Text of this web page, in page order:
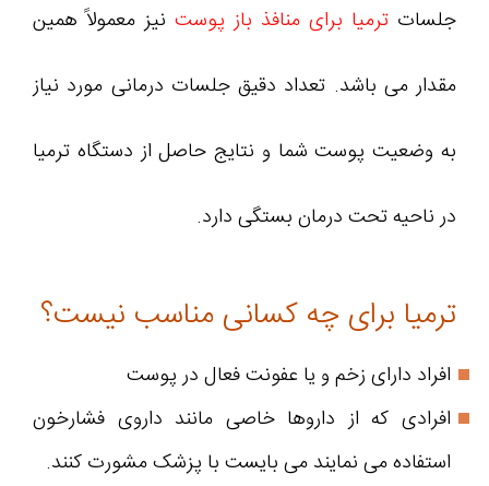
جلسات ترمیا برای منافذ باز پوست نیز معمولاً همین
مقدار می‌ باشد. تعداد دقیق جلسات درمانی مورد نیاز
به وضعیت پوست شما و نتایج حاصل از دستگاه ترمیا
در ناحیه تحت درمان بستگی دارد.
ترمیا برای چه کسانی مناسب نیست؟
افراد دارای زخم و یا عفونت فعال در پوست
افرادی که از داروها خاصی مانند داروی فشارخون
استفاده می نمایند می بایست با پزشک مشورت کنند.